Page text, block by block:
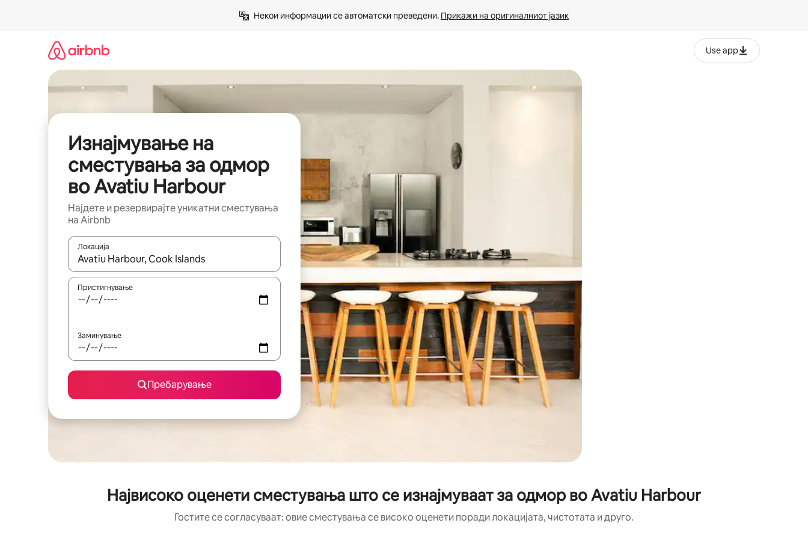
Некои информации се автоматски преведени. Прикажи на оригиналниот јазик
Use app
Изнајмување на
сместувања за одмор
во Avatiu Harbour
Најдете и резервирајте уникатни сместувања
на Airbnb
Локација
Кога резултатите се достапни, движете се со копчињата со стрелки нагоре и надолу или истражувајте со допирање или со лизгање.
Пристигнување
Заминување
Пребарување
Највисоко оценети сместувања што се изнајмуваат за одмор во Avatiu Harbour
Гостите се согласуваат: овие сместувања се високо оценети поради локацијата, чистотата и друго.